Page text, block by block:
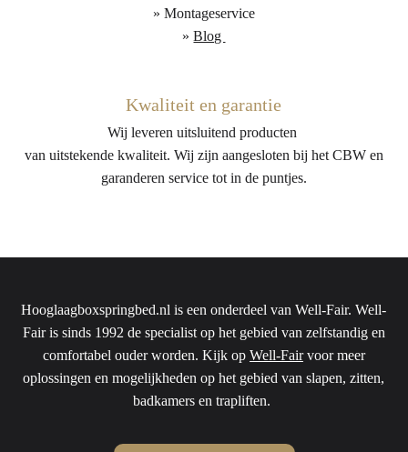
» Montageservice
»Blog
Kwaliteit en garantie
Wij leveren uitsluitend producten
van uitstekende kwaliteit. Wij zijn aangesloten bij het CBW en
garanderen service tot in de puntjes.
Hooglaagboxspringbed.nl is een onderdeel van Well-Fair. Well-
Fair is sinds 1992 de specialist op het gebied van zelfstandig en
comfortabel ouder worden. Kijk op Well-Fairvoor meer
oplossingen en mogelijkheden op het gebied van slapen, zitten,
badkamers en trapliften.